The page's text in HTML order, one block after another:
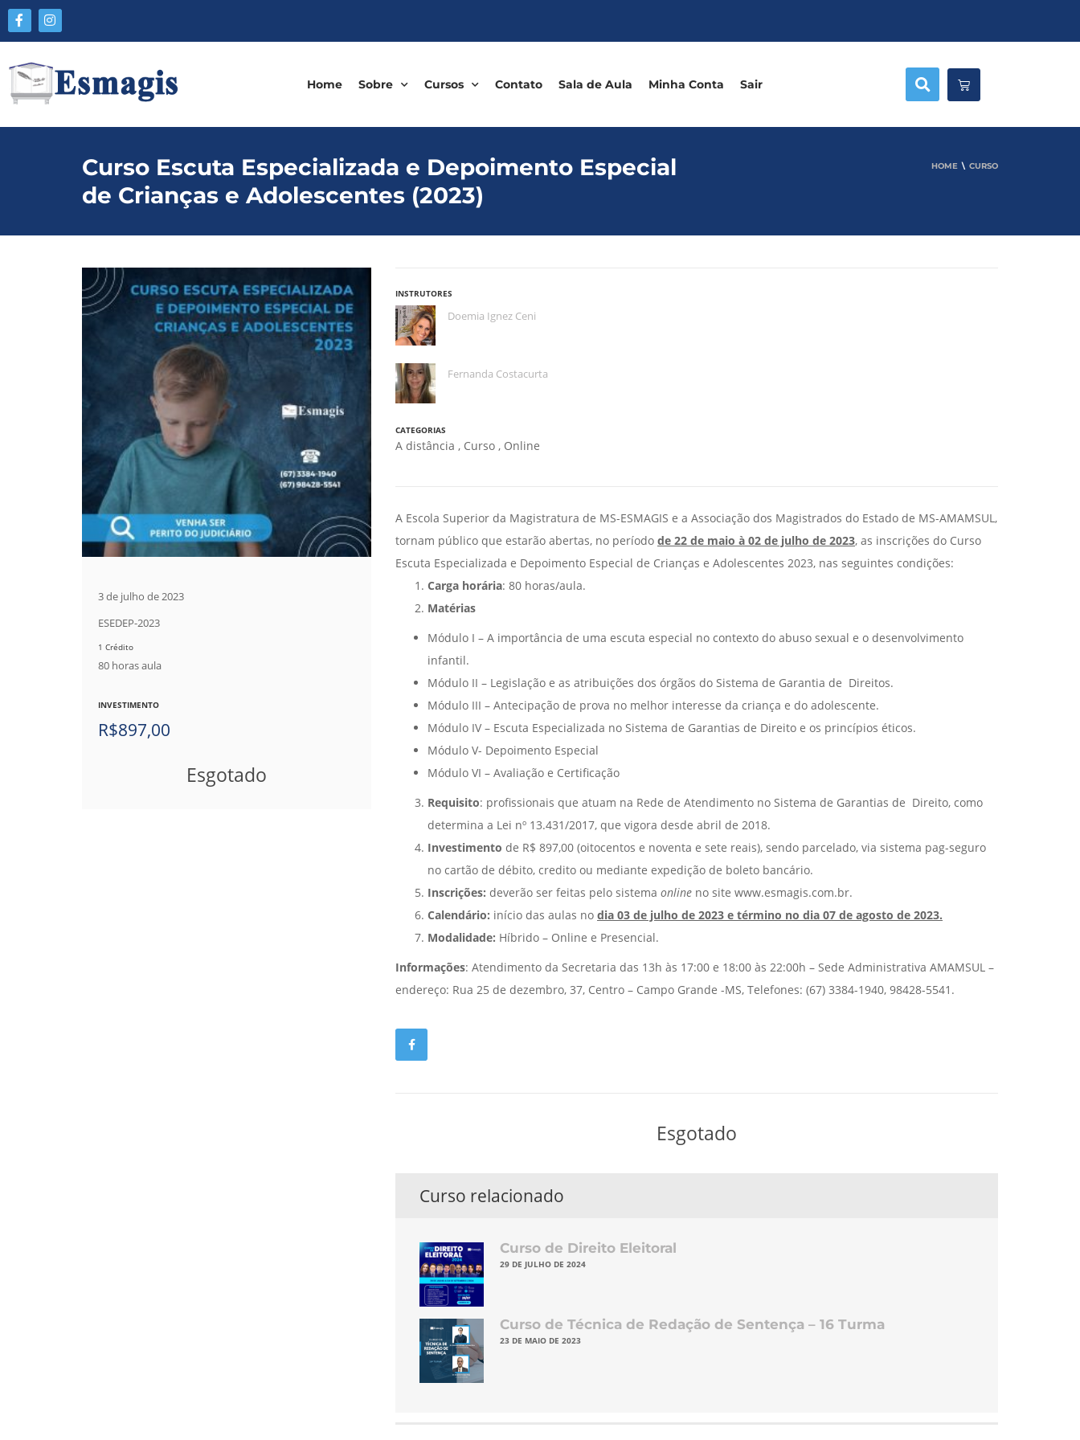
Home Sobre Cursos Contato Sala de Aula Minha Conta Sair
Curso Escuta Especializada e Depoimento Especial
de Crianças e Adolescentes (2023)
HOME CURSO
3 de julho de 2023
ESEDEP-2023
1 Crédito
80 horas aula
INVESTIMENTO
R$897,00
Esgotado
INSTRUTORES
Doemia Ignez Ceni
Fernanda Costacurta
CATEGORIAS
A distância , Curso , Online
A Escola Superior da Magistratura de MS-ESMAGIS e a Associação dos Magistrados do Estado de MS-AMAMSUL,
tornam público que estarão abertas, no período de 22 de maio à 02 de julho de 2023, as inscrições do Curso
Escuta Especializada e Depoimento Especial de Crianças e Adolescentes 2023, nas seguintes condições:
Carga horária: 80 horas/aula.
Matérias
Módulo I – A importância de uma escuta especial no contexto do abuso sexual e o desenvolvimento
infantil.
Módulo II – Legislação e as atribuições dos órgãos do Sistema de Garantia de Direitos.
Módulo III – Antecipação de prova no melhor interesse da criança e do adolescente.
Módulo IV – Escuta Especializada no Sistema de Garantias de Direito e os princípios éticos.
Módulo V- Depoimento Especial
Módulo VI – Avaliação e Certificação
Requisito: profissionais que atuam na Rede de Atendimento no Sistema de Garantias de Direito, como
determina a Lei nº 13.431/2017, que vigora desde abril de 2018.
Investimento de R$ 897,00 (oitocentos e noventa e sete reais), sendo parcelado, via sistema pag-seguro
no cartão de débito, credito ou mediante expedição de boleto bancário.
Inscrições: deverão ser feitas pelo sistema online no site www.esmagis.com.br.
Calendário: início das aulas no dia 03 de julho de 2023 e término no dia 07 de agosto de 2023.
Modalidade: Híbrido – Online e Presencial.
Informações: Atendimento da Secretaria das 13h às 17:00 e 18:00 às 22:00h – Sede Administrativa AMAMSUL –
endereço: Rua 25 de dezembro, 37, Centro – Campo Grande -MS, Telefones: (67) 3384-1940, 98428-5541.
Esgotado
Curso relacionado
Curso de Direito Eleitoral
29 DE JULHO DE 2024
Curso de Técnica de Redação de Sentença – 16 Turma
23 DE MAIO DE 2023